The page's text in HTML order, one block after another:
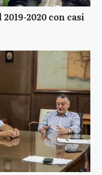
2020 con casi